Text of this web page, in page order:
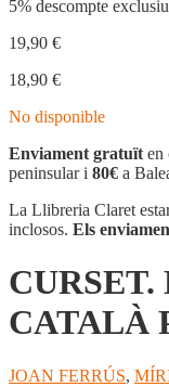
5% descompte
19,90 €
18,90 €
No disponible
Enviament gratuït en
peninsular i 80€ a
La Llibreria Claret
inclosos. Els
CATALÀ
JOAN FERRÚS,